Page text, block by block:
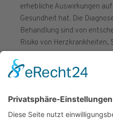
erhebliche Auswirkungen
Gesundheit hat. Die
Behandlung sind von
Risiko von Herzkrankheiten,
ZUM BEITRAG